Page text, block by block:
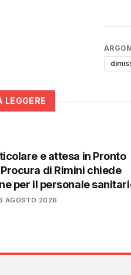
LEGGERE
e attesa in Pronto
di Rimini chiede
per il personale
AGOSTO 2026